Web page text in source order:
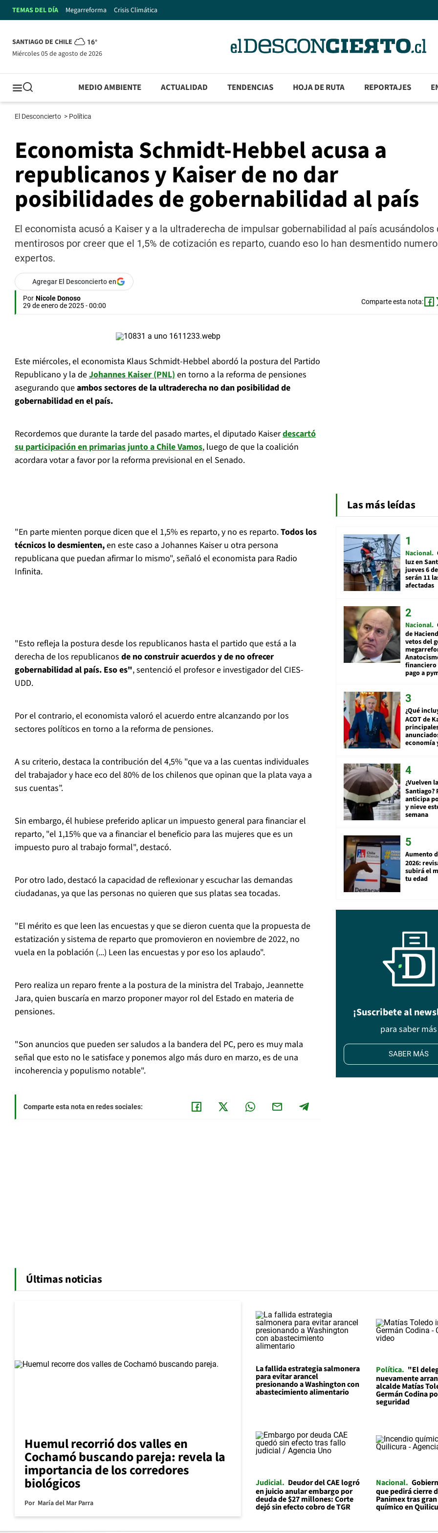
TEMAS DEL DÍA Megarreforma Crisis Climática
SANTIAGO DE CHILE 16°
miércoles 05 de agosto de 2026
MEDIO AMBIENTE ACTUALIDAD TENDENCIAS HOJA DE RUTA REPORTAJES
El Desconcierto > Política
Economista Schmidt-Hebbel acusa a
republicanos y Kaiser de no dar
posibilidades de gobernabilidad al país
El economista acusó a Kaiser y a la ultraderecha de impulsar gobernabilidad al país acusándolos
mentirosos por creer que el 1,5% de cotización es reparto, cuando eso lo han desmentido
expertos.
Agregar El Desconcierto en
Por Nicole Donoso
29 de enero de 2025 - 00:00
Comparte esta nota:
Este miércoles, el economista Klaus Schmidt-Hebbel abordó la postura del Partido
Republicano y la deJohannes Kaiser (PNL)en torno a la reforma de pensiones
asegurando queambos sectores de la ultraderecha no dan posibilidad de
gobernabilidad en el país.
Recordemos que durante la tarde del pasado martes, el diputado Kaiserdescartó
su participación en primarias junto a Chile Vamos, luego de que la coalición
acordara votar a favor por la reforma previsional en el Senado.
"En parte mienten porque dicen que el 1,5% es reparto, y no es reparto.Todos los
técnicos lo desmienten,en este caso a Johannes Kaiser u otra persona
republicana que puedan afirmar lo mismo", señaló el economista para Radio
Infinita.
"Esto refleja la postura desde los republicanos hasta el partido que está a la
derecha de los republicanos de no construir acuerdos y de no ofrecer
gobernabilidad al país. Eso es", sentenció el profesor e investigador del CIES-
UDD.
Por el contrario, el economista valoró el acuerdo entre alcanzando por los
sectores políticos en torno a la reforma de pensiones.
A su criterio, destaca la contribución del 4,5% "que va a las cuentas individuales
del trabajador y hace eco del 80% de los chilenos que opinan que la plata vaya a
sus cuentas”.
Sin embargo, él hubiese preferido aplicar un impuesto general para financiar el
reparto, "el 1,15% que va a financiar el beneficio para las mujeres que es un
impuesto puro al trabajo formal", destacó.
Por otro lado, destacó la capacidad de reflexionar y escuchar las demandas
ciudadanas, ya que las personas no quieren que sus platas sea tocadas.
"El mérito es que leen las encuestas y que se dieron cuenta que la propuesta de
estatización y sistema de reparto que promovieron en noviembre de 2022, no
vuela en la población (...) Leen las encuestas y por eso los aplaudo".
Pero realiza un reparo frente a la postura de la ministra del Trabajo, Jeannette
Jara, quien buscaría en marzo proponer mayor rol del Estado en materia de
pensiones.
"Son anuncios que pueden ser saludos a la bandera del PC, pero es muy mala
señal que esto no le satisface y ponemos algo más duro en marzo, es de una
incoherencia y populismo notable".
Comparte esta nota en redes sociales:
Las más leídas
Nacional
luz en
jueves 6
serán 11
afectadas
Nacional
de
vetos del
financiero
pago a
¿Qué
ACOT de
economía
¿Vuelven
Santiago?
anticipa
y nieve
semana
Aumento
2026:
subirá el
tu edad
¡Suscribete al
para saber más
SABER MÁS
Últimas noticias
Huemul recorrió dos valles en
Cochamó buscando pareja: revela la
importancia de los corredores
biológicos
Por María del Mar Parra
La fallida estrategia salmonera
para evitar arancel
presionando a Washington con
abastecimiento alimentario
Política "El
nuevamente
alcalde Matías
Germán Codina
seguridad
Judicial
Deudor del CAE logró
en juicio anular embargo por
deuda de $27 millones: Corte
dejó sin efecto cobro de TGR
Nacional
que pedirá cierre
Panimex tras
químico en